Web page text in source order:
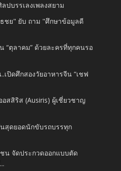
ปบรรเลงเพลงสยาม
ธชย" ยับ​ ถาม​ "ศึกษาข้อมูลดี
“ตุลาคม” ด้วยละครที่ทุกคนรอ
เปิดศึกสองวัยอาหารจีน “เชฟ
สสิริส (Ausiris) ผู้เชี่ยวชาญ
สุดยอดนักขับรถบรรทุก
น จัดประกวดออกแบบตัด